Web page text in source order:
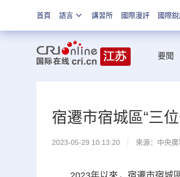
首頁 語言 講習所 國際漫評 國際
要聞
宿遷市宿城區“三
2023-05-29 10:13:20 來源：中央